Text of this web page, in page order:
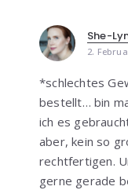
She-
2.
*schlechtes
bestellt… bin
ich es
aber, kein so
rechtfertigen.
gerne gerade